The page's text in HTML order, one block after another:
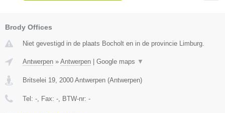
Brody Offices
Niet gevestigd in de plaats Bocholt en in de provincie Limburg.
Antwerpen » Antwerpen Google maps ▼
Britselei 19, 2000 Antwerpen (Antwerpen)
Tel: -, Fax: -, BTW-nr: -